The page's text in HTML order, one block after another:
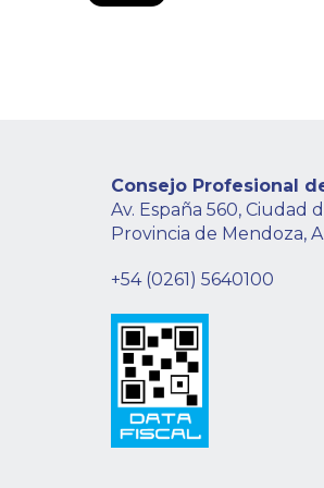
Consejo Profesional
Av. España 560, Ciudad
Provincia de Mendoza,
+54 (0261) 5640100